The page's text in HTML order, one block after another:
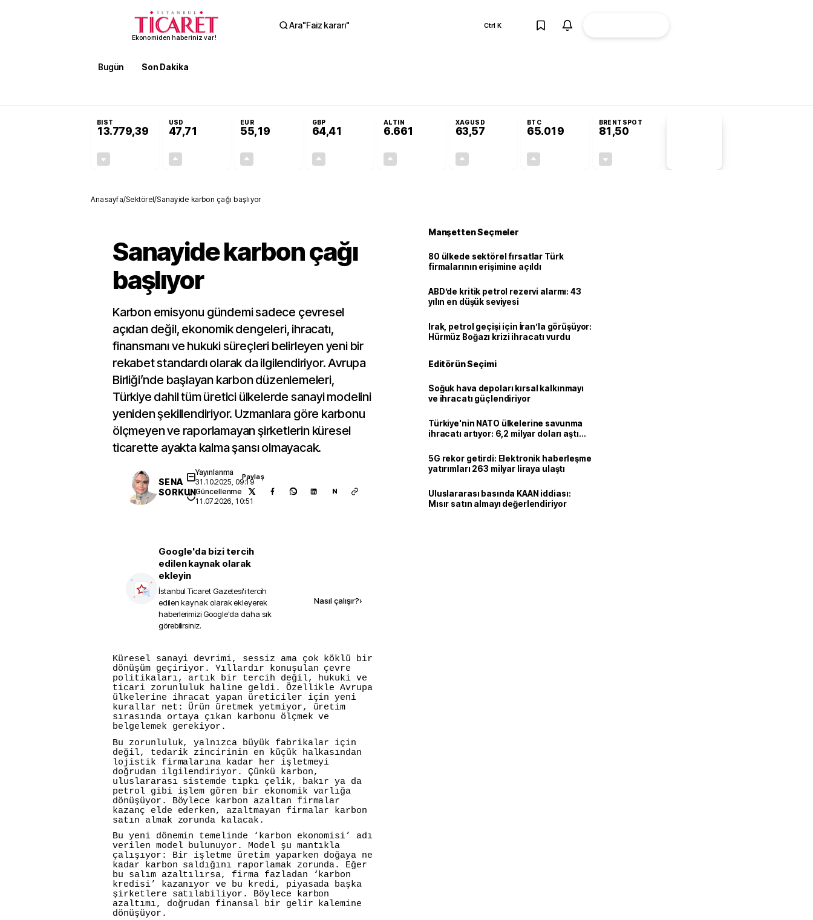
Ekonomiden haberiniz var!
Ara"Faiz kararı" Ctrl K
Bugün Son Dakika
BIST
13.779,39
USD
47,71
EUR
55,19
GBP
64,41
ALTIN
6.661
XAGUSD
63,57
BTC
65.019
BRENTSPOT
81,50
Anasayfa/Sektörel/Sanayide karbon çağı başlıyor
Sanayide karbon çağı
başlıyor
Karbon emisyonu gündemi sadece çevresel
açıdan değil, ekonomik dengeleri, ihracatı,
finansmanı ve hukuki süreçleri belirleyen yeni bir
rekabet standardı olarak da ilgilendiriyor. Avrupa
Birliği’nde başlayan karbon düzenlemeleri,
Türkiye dahil tüm üretici ülkelerde sanayi modelini
yeniden şekillendiriyor. Uzmanlara göre karbonu
ölçmeyen ve raporlamayan şirketlerin küresel
ticarette ayakta kalma şansı olmayacak.
SENA
SORKUN
Yayınlanma
31.10.2025, 09:19
Güncellenme
11.07.2026, 10:51
Paylaş
N
Google'da bizi tercih
edilen kaynak olarak
ekleyin
İstanbul Ticaret Gazetesi'i tercih
edilen kaynak olarak ekleyerek
haberlerimizi Google'da daha sık
görebilirsiniz.
Nasıl çalışır?›
Küresel sanayi devrimi, sessiz ama çok köklü bir
dönüşüm geçiriyor. Yıllardır konuşulan çevre
politikaları, artık bir tercih değil, hukuki ve
ticari zorunluluk haline geldi. Özellikle Avrupa
ülkelerine ihracat yapan üreticiler için yeni
kurallar net: Ürün üretmek yetmiyor, üretim
sırasında ortaya çıkan karbonu ölçmek ve
belgelemek gerekiyor.
Bu zorunluluk, yalnızca büyük fabrikalar için
değil, tedarik zincirinin en küçük halkasından
lojistik firmalarına kadar her işletmeyi
doğrudan ilgilendiriyor. Çünkü karbon,
uluslararası sistemde tıpkı çelik, bakır ya da
petrol gibi işlem gören bir ekonomik varlığa
dönüşüyor. Böylece karbon azaltan firmalar
kazanç elde ederken, azaltmayan firmalar karbon
satın almak zorunda kalacak.
Bu yeni dönemin temelinde ‘karbon ekonomisi’ adı
verilen model bulunuyor. Model şu mantıkla
çalışıyor: Bir işletme üretim yaparken doğaya ne
kadar karbon saldığını raporlamak zorunda. Eğer
bu salım azaltılırsa, firma fazladan ‘karbon
kredisi’ kazanıyor ve bu kredi, piyasada başka
şirketlere satılabiliyor. Böylece karbon
azaltımı, doğrudan finansal bir gelir kalemine
dönüşüyor.
Manşetten Seçmeler
80 ülkede sektörel fırsatlar Türk
firmalarının erişimine açıldı
ABD’de kritik petrol rezervi alarmı: 43
yılın en düşük seviyesi
Irak, petrol geçişi için İran’la görüşüyor:
Hürmüz Boğazı krizi ihracatı vurdu
Editörün Seçimi
Soğuk hava depoları kırsal kalkınmayı
ve ihracatı güçlendiriyor
Türkiye'nin NATO ülkelerine savunma
ihracatı artıyor: 6,2 milyar doları aştı
5G rekor getirdi: Elektronik haberleşme
yatırımları 263 milyar liraya ulaştı
Uluslararası basında KAAN iddiası:
Mısır satın almayı değerlendiriyor